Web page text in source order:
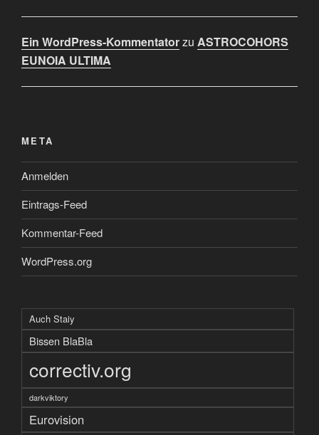
Ein WordPress-Kommentatorzu ASTROCOHORS
EUNOIA ULTIMA
META
Anmelden
Eintrags-Feed
Kommentar-Feed
WordPress.org
Auch Staiy
Bissen BlaBla
correctiv.org
darkviktory
Eurovision